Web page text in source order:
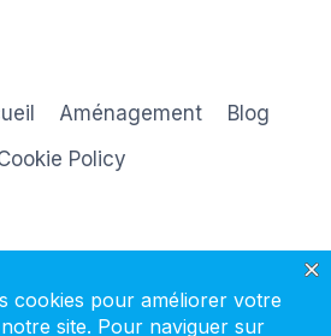
Aménagement
Blog
Policy